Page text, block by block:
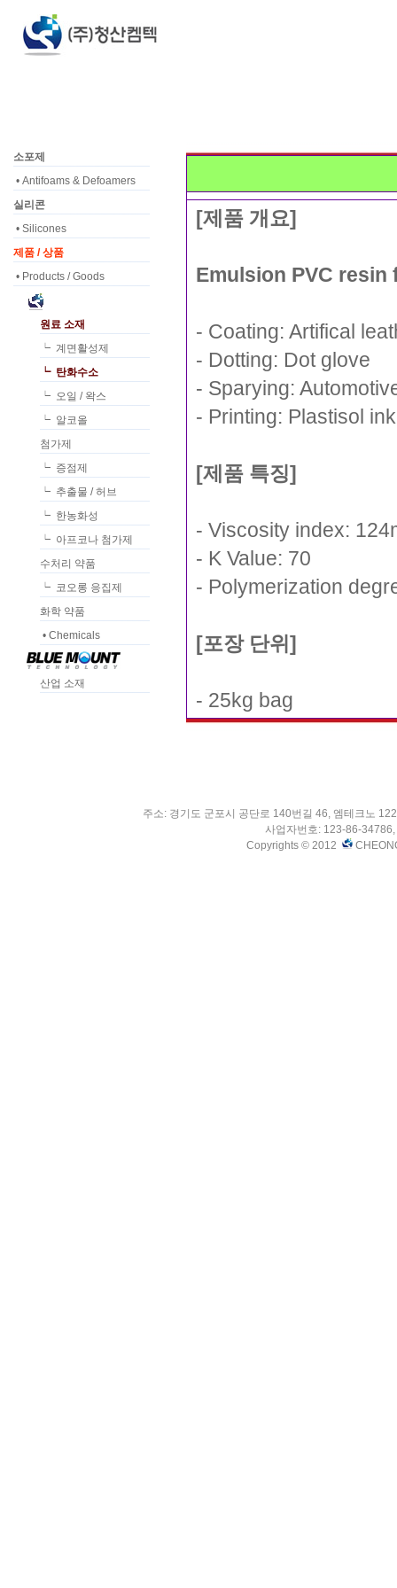
소포제
• Antifoams & Defoamers
실리콘
• Silicones
제품 / 상품
• Products / Goods
원료 소재
┕ 계면활성제
┕ 탄화수소
┕ 오일 / 왁스
┕ 알코올
첨가제
┕ 증점제
┕ 추출물 / 허브
┕ 한농화성
┕ 아프코나 첨가제
수처리 약품
┕ 코오롱 응집제
화학 약품
• Chemicals
산업 소재
[제품 개요]
Emulsion PVC
- Coating: Artifical
- Dotting: Dot glove
- Sparying:
- Printing: Plastisol ink
[제품 특징]
- Viscosity index:
- K Value: 70
- Polymerization
[포장 단위]
- 25kg bag
주소: 경기도 군포시 공단로 140번길 46, 엠테크노
사업자번호: 123-86-
Copyrights © 2012